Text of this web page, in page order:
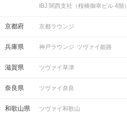
IBJ 関西支社（桜橋御幸ビル 4階）
京都府 京都ラウンジ
兵庫県 神戸ラウンジ ツヴァイ姫路
滋賀県 ツヴァイ草津
奈良県 ツヴァイ奈良
和歌山県 ツヴァイ和歌山